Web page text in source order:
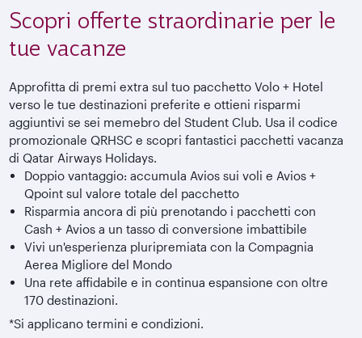
Scopri offerte straordinarie per le
tue vacanze
Approfitta di premi extra sul tuo pacchetto Volo + Hotel
verso le tue destinazioni preferite e ottieni risparmi
aggiuntivi se sei memebro del Student Club. Usa il codice
promozionale QRHSC e scopri fantastici pacchetti vacanza
di Qatar Airways Holidays.
Doppio vantaggio: accumula Avios sui voli e Avios +
Qpoint sul valore totale del pacchetto
Risparmia ancora di più prenotando i pacchetti con
Cash + Avios a un tasso di conversione imbattibile
Vivi un'esperienza pluripremiata con la Compagnia
Aerea Migliore del Mondo
Una rete affidabile e in continua espansione con oltre
170 destinazioni.
*Si applicano termini e condizioni.